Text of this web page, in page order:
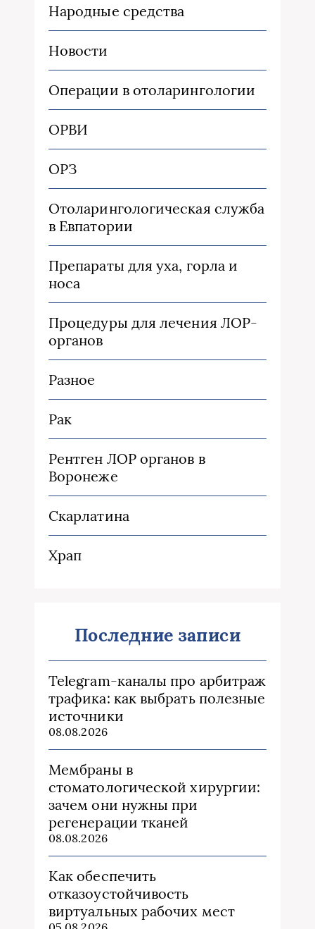
Народные средства
Новости
Операции в отоларингологии
ОРВИ
ОРЗ
Отоларингологическая служба
в Евпатории
Препараты для уха, горла и
носа
Процедуры для лечения ЛОР-
органов
Разное
Рак
Рентген ЛОР органов в
Воронеже
Скарлатина
Храп
Последние записи
Telegram-каналы про арбитраж
трафика: как выбрать полезные
источники
08.08.2026
Мембраны в
стоматологической хирургии:
зачем они нужны при
регенерации тканей
08.08.2026
Как обеспечить
отказоустойчивость
виртуальных рабочих мест